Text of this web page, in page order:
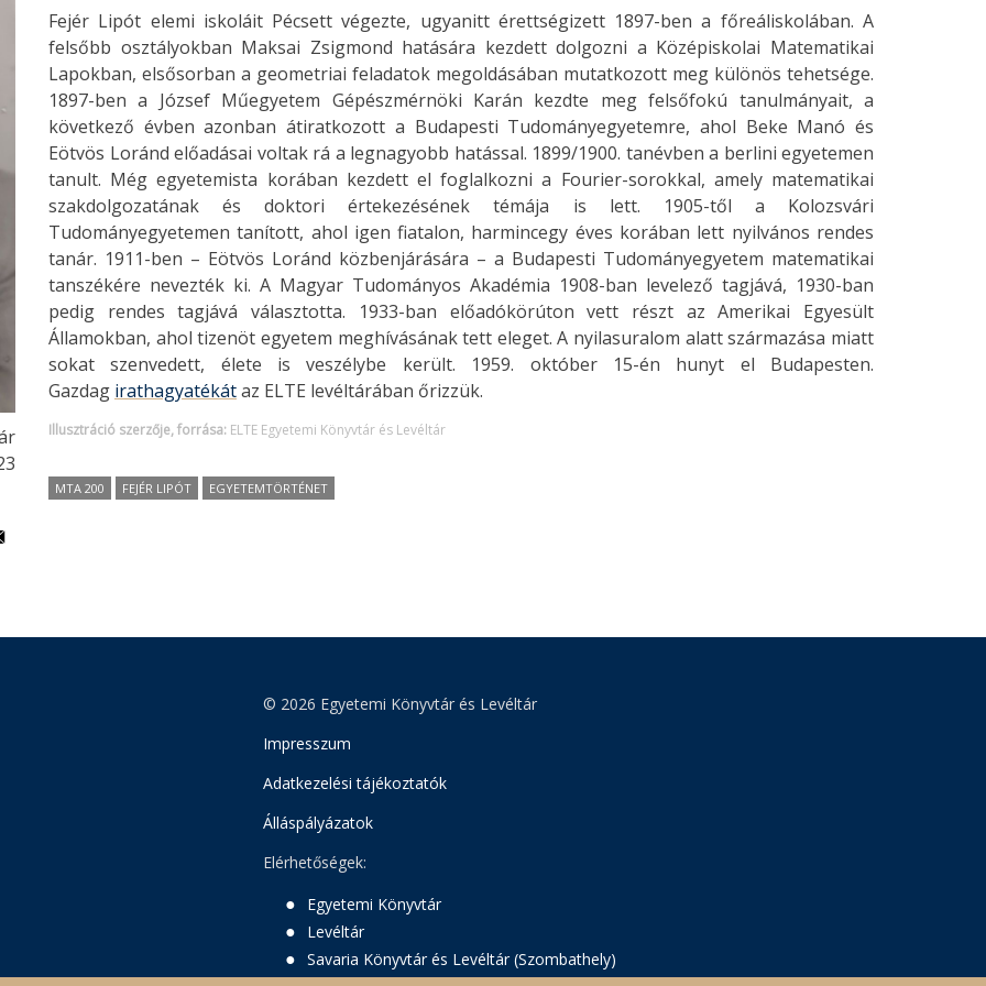
Fejér Lipót elemi iskoláit Pécsett végezte, ugyanitt érettségizett 1897-ben a főreáliskolában. A
felsőbb osztályokban Maksai Zsigmond hatására kezdett dolgozni a Középiskolai Matematikai
Lapokban, elsősorban a geometriai feladatok megoldásában mutatkozott meg különös tehetsége.
1897-ben a József Műegyetem Gépészmérnöki Karán kezdte meg felsőfokú tanulmányait, a
következő évben azonban átiratkozott a Budapesti Tudományegyetemre, ahol Beke Manó és
Eötvös Loránd előadásai voltak rá a legnagyobb hatással. 1899/1900. tanévben a berlini egyetemen
tanult. Még egyetemista korában kezdett el foglalkozni a Fourier-sorokkal, amely matematikai
szakdolgozatának és doktori értekezésének témája is lett. 1905-től a Kolozsvári
Tudományegyetemen tanított, ahol igen fiatalon, harmincegy éves korában lett nyilvános rendes
tanár. 1911-ben – Eötvös Loránd közbenjárására – a Budapesti Tudományegyetem matematikai
tanszékére nevezték ki. A Magyar Tudományos Akadémia 1908-ban levelező tagjává, 1930-ban
pedig rendes tagjává választotta. 1933-ban előadókörúton vett részt az Amerikai Egyesült
Államokban, ahol tizenöt egyetem meghívásának tett eleget. A nyilasuralom alatt származása miatt
sokat szenvedett, élete is veszélybe került. 1959. október 15-én hunyt el Budapesten.
Gazdag irathagyatékátaz ELTE levéltárában őrizzük.
Illusztráció szerzője, forrása: ELTE Egyetemi Könyvtár és Levéltár
MTA 200 FEJÉR LIPÓT EGYETEMTÖRTÉNET
© 2026 Egyetemi Könyvtár és Levéltár
Impresszum
Adatkezelési tájékoztatók
Álláspályázatok
Elérhetőségek:
Egyetemi Könyvtár
Levéltár
Savaria Könyvtár és Levéltár (Szombathely)